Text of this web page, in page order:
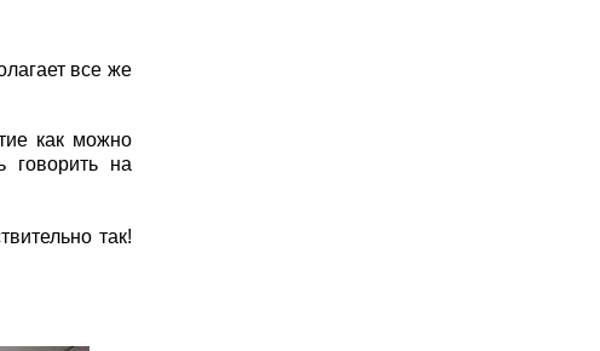
все же
как можно
говорить на
так!